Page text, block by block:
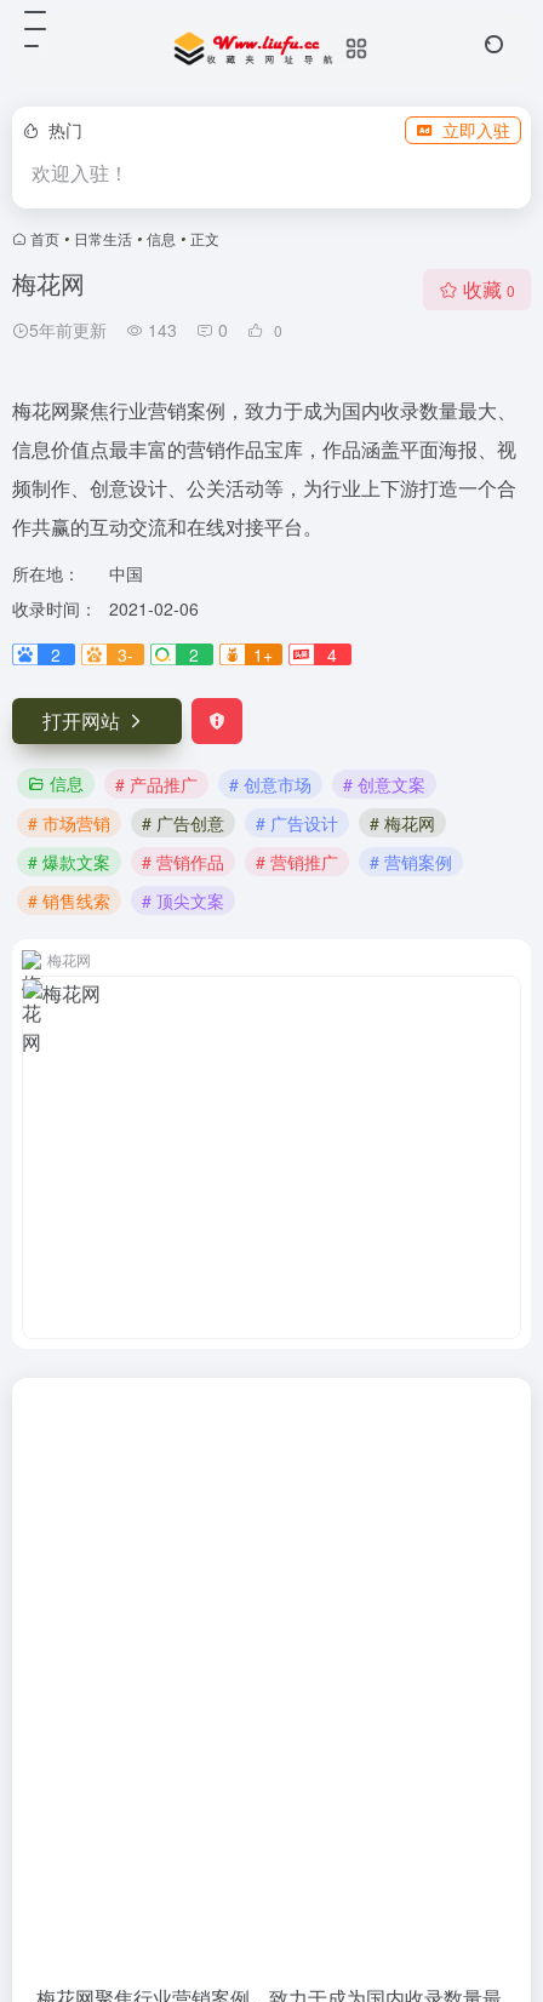
热门 立即入驻
欢迎入驻！
首页 • 日常生活 • 信息 • 正文
梅花网
5年前更新 143 0 0
收藏 0
梅花网聚焦行业营销案例，致力于成为国内收录数量最大、
信息价值点最丰富的营销作品宝库，作品涵盖平面海报、视
频制作、创意设计、公关活动等，为行业上下游打造一个合
作共赢的互动交流和在线对接平台。
所在地：
中国
收录时间：
2021-02-06
2
3- 2 1+ 4
打开网站
信息 # 产品推广 # 创意市场
# 创意文案
# 市场营销
# 广告创意 # 广告设计
# 梅花网
# 爆款文案
# 营销作品 # 营销推广
# 营销案例
# 销售线索
# 顶尖文案
梅花网